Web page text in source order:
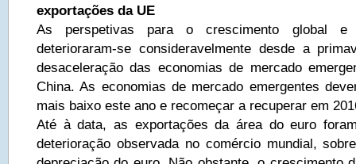
exportações da UE
As perspetivas para o crescimento global e
deterioraram-se consideravelmente desde a
desaceleração das economias de mercado
China. As economias de mercado emergentes
mais baixo este ano e recomeçar a recuperar em
Até à data, as exportações da área do euro
deterioração observada no comércio mundial,